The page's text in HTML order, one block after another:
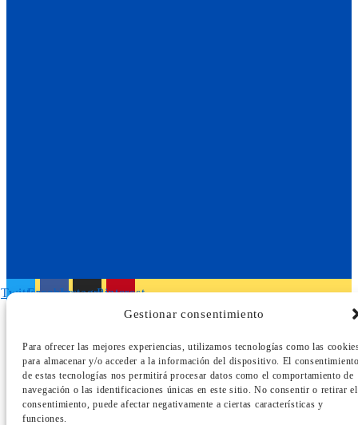
Gestionar consentimiento
Para ofrecer las mejores experiencias, utilizamos tecnologías como las
para almacenar y/o acceder a la información del dispositivo. El
de estas tecnologías nos permitirá procesar datos como el comportamiento de
navegación o las identificaciones únicas en este sitio. No consentir o retirar el
consentimiento, puede afectar negativamente a ciertas características y
funciones.
TwitterFacebookInstagramPinterest
Don`t copy text!